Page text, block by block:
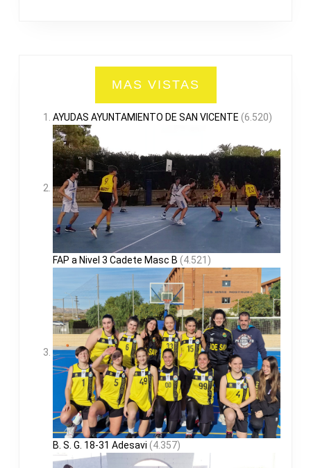
MAS VISTAS
AYUDAS AYUNTAMIENTO DE SAN VICENTE (6.520)
FAP a Nivel 3 Cadete Masc B (4.521)
B. S. G. 18-31 Adesavi (4.357)